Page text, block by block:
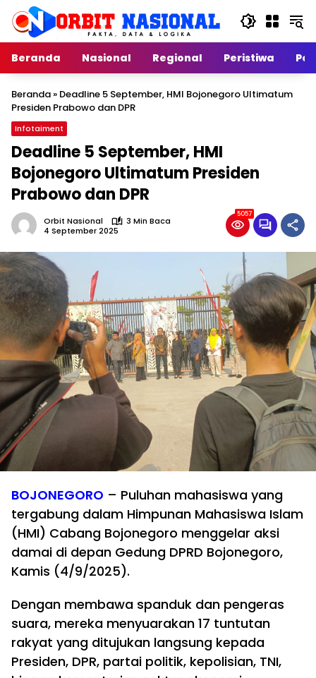
Langsung
konten
Beranda
Nasional Regional Peristiwa
Beranda» Deadline 5 September, HMI Bojonegoro Ultimatum
Presiden Prabowo dan DPR
Infotaiment
Deadline 5 September, HMI
Bojonegoro Ultimatum Presiden
Prabowo dan DPR
Orbit Nasional
3 Min Baca
4 September 2025
5057
BOJONEGORO – Puluhan mahasiswa yang
tergabung dalam Himpunan Mahasiswa Islam
(HMI) Cabang Bojonegoro menggelar aksi
damai di depan Gedung DPRD Bojonegoro,
Kamis (4/9/2025).
Dengan membawa spanduk dan pengeras
suara, mereka menyuarakan 17 tuntutan
rakyat yang ditujukan langsung kepada
Presiden, DPR, partai politik, kepolisian, TNI,